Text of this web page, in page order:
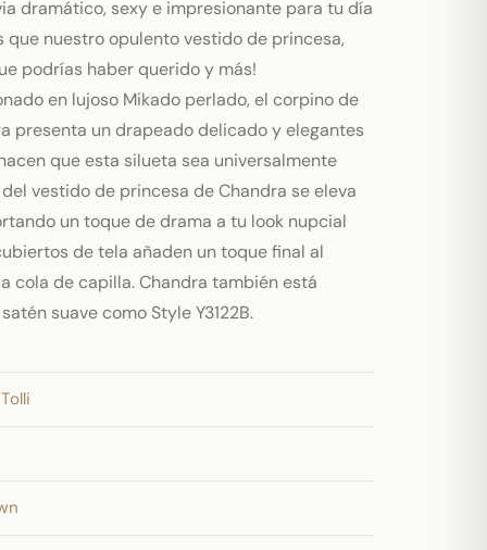
dramático, sexy e impresionante para tu día
que nuestro opulento vestido de princesa,
podrías haber querido y más!
en lujoso Mikado perlado, el corpino de
presenta un drapeado delicado y elegantes
que esta silueta sea universalmente
vestido de princesa de Chandra se eleva
un toque de drama a tu look nupcial
de tela añaden un toque final al
cola de capilla. Chandra también está
suave como Style Y3122B.